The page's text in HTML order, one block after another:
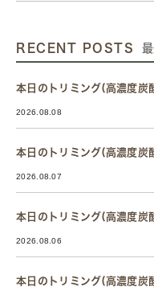
RECENT POSTS
本日のトリミング(高濃度炭
2026.08.08
本日のトリミング(高濃度炭
2026.08.07
本日のトリミング(高濃度炭
2026.08.06
本日のトリミング(高濃度炭